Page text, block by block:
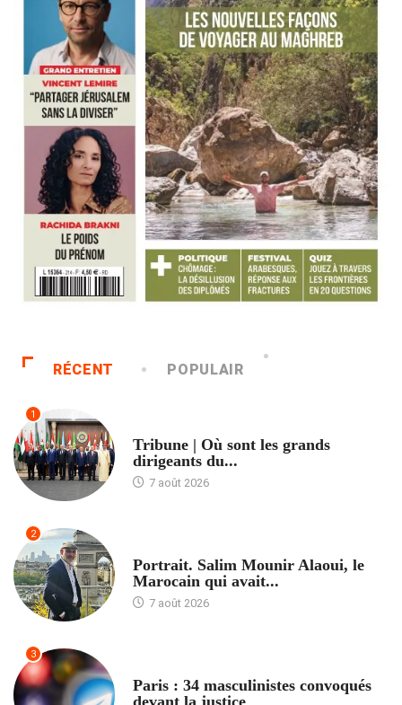
RÉCENT POPULAIR
1
Tribune | Où sont les grands
dirigeants du...
7 août 2026
2
Portrait. Salim Mounir Alaoui, le
Marocain qui avait...
7 août 2026
3
Paris : 34 masculinistes convoqués